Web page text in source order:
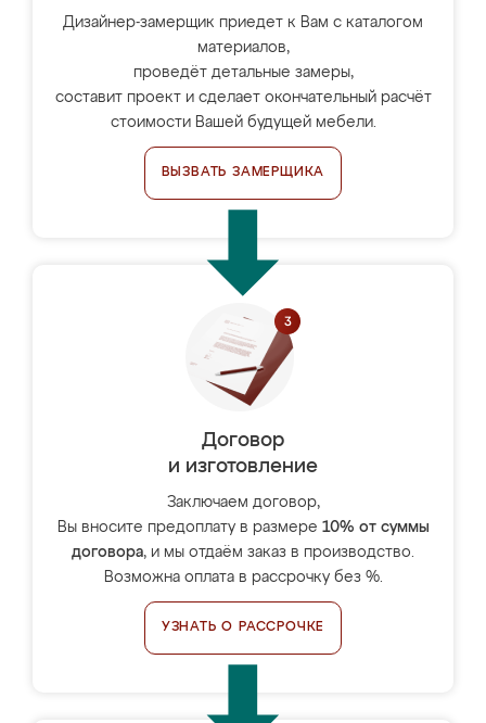
Дизайнер-замерщик приедет к Вам с каталогом
материалов,
проведёт детальные замеры,
составит проект и сделает окончательный расчёт
стоимости Вашей будущей мебели.
ВЫЗВАТЬ ЗАМЕРЩИКА
Договор
и изготовление
Заключаем договор,
Вы вносите предоплату в размере 10% от суммы
договора, и мы отдаём заказ в производство.
Возможна оплата в рассрочку без %.
УЗНАТЬ О РАССРОЧКЕ